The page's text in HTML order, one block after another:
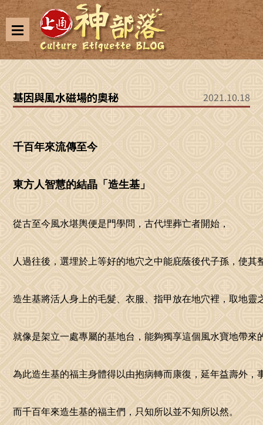
基因與風水磁場的奧秘 2021.10.18
千百年來流傳至今
東方人智慧的結晶「造生基」
從古至今風水堪輿便是門學問，古代埋葬亡者開始，
人過往後，選埋於上等好的地穴之中能庇蔭後代子孫，使
造生基將活人身上的毛髮、衣服、指甲放在地穴裡，取地靈
就像是架立一處專屬的基地台，能夠獨享這個風水寶地帶來
為此造生基的福主身體得以由抱病轉而康復，延年益壽外
而千百年來造生基的福主們，只知所以並不知所以然。